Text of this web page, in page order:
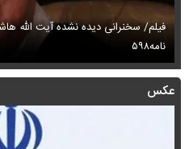
فیلم/ سخنرانی دیده نشده آیت الله
نامه۵۹۸
عکس